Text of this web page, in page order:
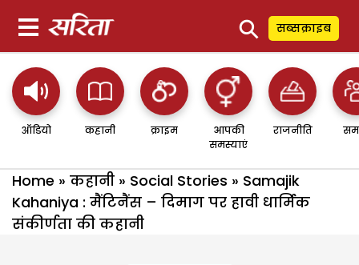
⚲ सब्सक्राइब
ऑडियो कहानी क्राइम
आपकी
समस्याएं
राजनीति
Home » कहानी » Social Stories » Samajik
Kahaniya : मैंटिनैंस – दिमाग पर हावी धार्मिक
संकीर्णता की कहानी